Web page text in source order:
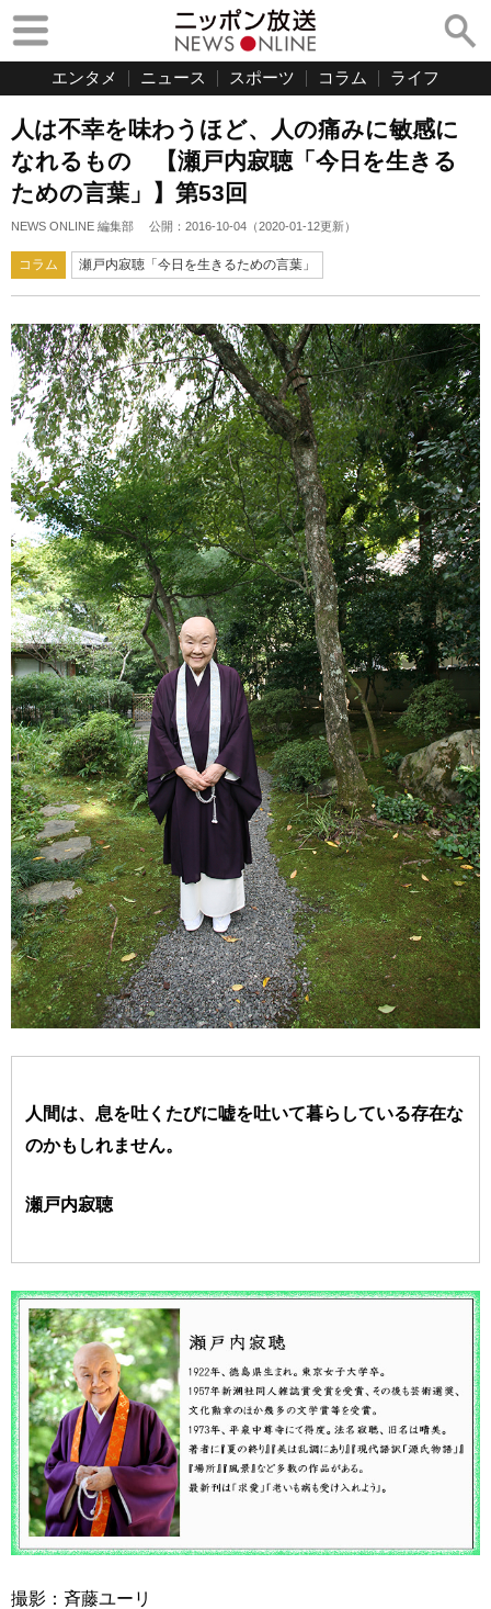
エンタメ ニュース スポーツ コラム ライフ
人は不幸を味わうほど、人の痛みに敏感に
なれるもの 【瀬戸内寂聴「今日を生きる
ための言葉」】第53回
NEWS ONLINE 編集部 公開： 2016-10-04 （2020-01-12更新）
コラム 瀬戸内寂聴「今日を生きるための言葉」
人間は、息を吐くたびに嘘を吐いて暮らしている存在な
のかもしれません。
瀬戸内寂聴
撮影：斉藤ユーリ